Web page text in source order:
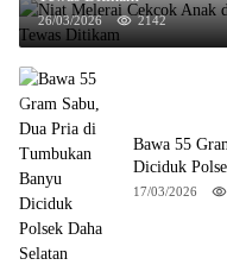
26/03/2026 2142
Bawa 55
Diciduk
17/03/2026